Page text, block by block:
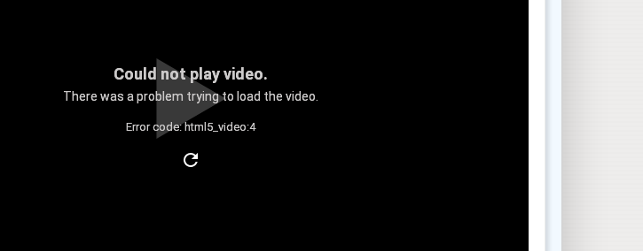
Could not play video.
There was a problem trying to load the video.
Error code: html5_video:4